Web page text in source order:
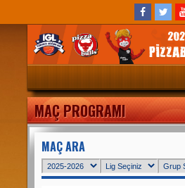
ANASAYFA
MAÇ PROGRAMI
HABERLER
TAKIMLAR
MAÇ PROGRAMI
MAÇ ARA